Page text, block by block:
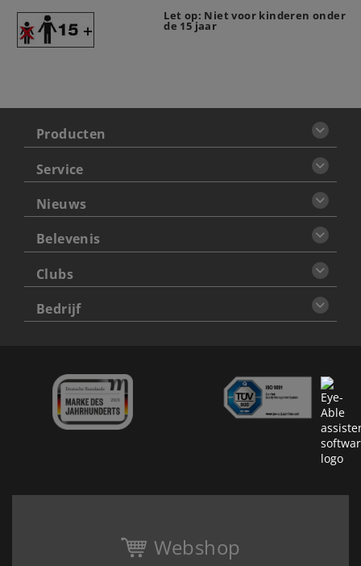
Let op: Niet voor kinderen onder
de 15 jaar
Producten
Service
Nieuws
Belevenis
Clubs
Bedrijf
Webshop